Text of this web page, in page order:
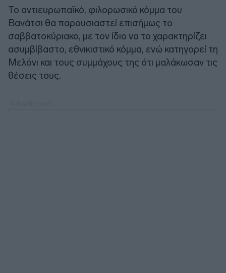
Το αντιευρωπαϊκό, φιλορωσικό κόμμα του
Βανάτσι θα παρουσιαστεί επισήμως το
σαββατοκύριακο, με τον ίδιο να το χαρακτηρίζει
ασυμβίβαστο, εθνικιστικό κόμμα, ενώ κατηγορεί τη
Μελόνι και τους συμμάχους της ότι μαλάκωσαν τις
θέσεις τους.